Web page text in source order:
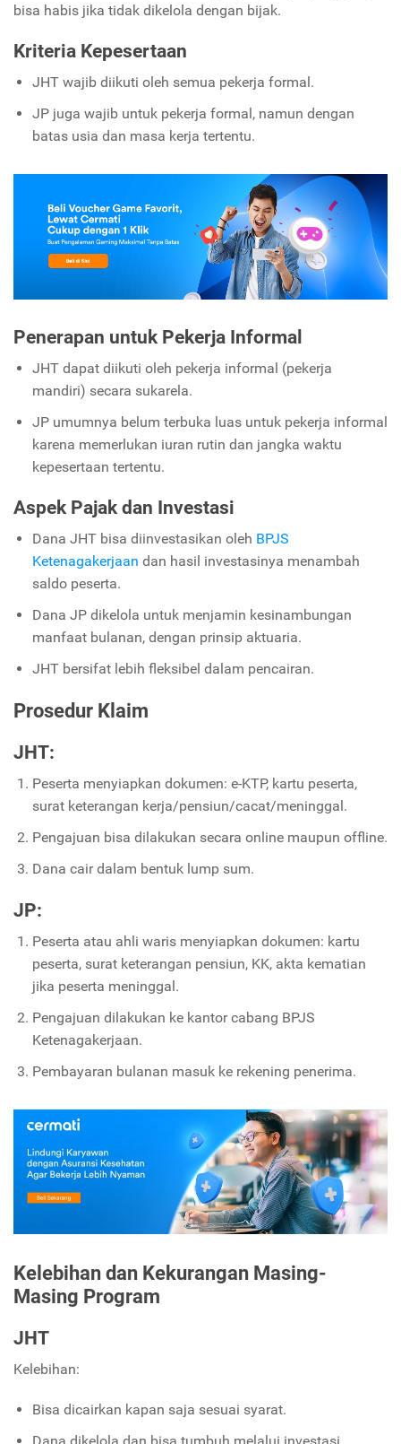
bisa habis jika tidak dikelola dengan bijak.
Kriteria Kepesertaan
JHT wajib diikuti oleh semua pekerja formal.
JP juga wajib untuk pekerja formal, namun dengan
batas usia dan masa kerja tertentu.
Penerapan untuk Pekerja Informal
JHT dapat diikuti oleh pekerja informal (pekerja
mandiri) secara sukarela.
JP umumnya belum terbuka luas untuk pekerja informal
karena memerlukan iuran rutin dan jangka waktu
kepesertaan tertentu.
Aspek Pajak dan Investasi
Dana JHT bisa diinvestasikan oleh BPJS
Ketenagakerjaan dan hasil investasinya menambah
saldo peserta.
Dana JP dikelola untuk menjamin kesinambungan
manfaat bulanan, dengan prinsip aktuaria.
JHT bersifat lebih fleksibel dalam pencairan.
Prosedur Klaim
JHT:
Peserta menyiapkan dokumen: e-KTP, kartu peserta,
surat keterangan kerja/pensiun/cacat/meninggal.
Pengajuan bisa dilakukan secara online maupun offline.
Dana cair dalam bentuk lump sum.
JP:
Peserta atau ahli waris menyiapkan dokumen: kartu
peserta, surat keterangan pensiun, KK, akta kematian
jika peserta meninggal.
Pengajuan dilakukan ke kantor cabang BPJS
Ketenagakerjaan.
Pembayaran bulanan masuk ke rekening penerima.
Kelebihan dan Kekurangan Masing-
Masing Program
JHT
Kelebihan:
Bisa dicairkan kapan saja sesuai syarat.
Dana dikelola dan bisa tumbuh melalui investasi.